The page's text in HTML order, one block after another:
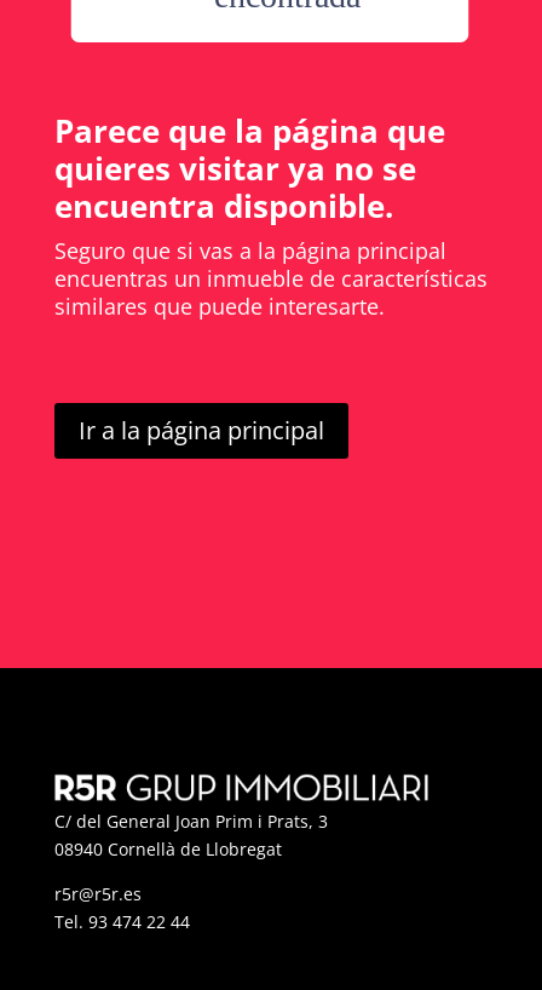
Parece que la página que
quieres visitar ya no se
encuentra disponible.
Seguro que si vas a la página principal
encuentras un inmueble de características
similares que puede interesarte.
Ir a la página principal
C/ del General Joan Prim i Prats, 3
08940 Cornellà de Llobregat
r5r@r5r.es
Tel. 93 474 22 44